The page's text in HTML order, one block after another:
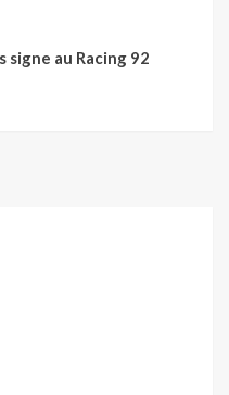
signe au Racing 92